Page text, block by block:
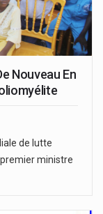
Nouveau En
de lutte
ministre